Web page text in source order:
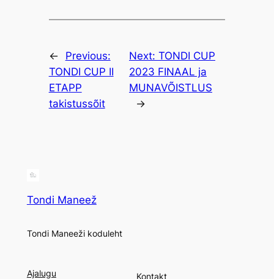
←
Previous:
TONDI CUP II
ETAPP
takistussõit
Next: TONDI CUP
2023 FINAAL ja
MUNAVÕISTLUS
→
Tondi Maneež
Tondi Maneeži koduleht
Ajalugu Kontakt